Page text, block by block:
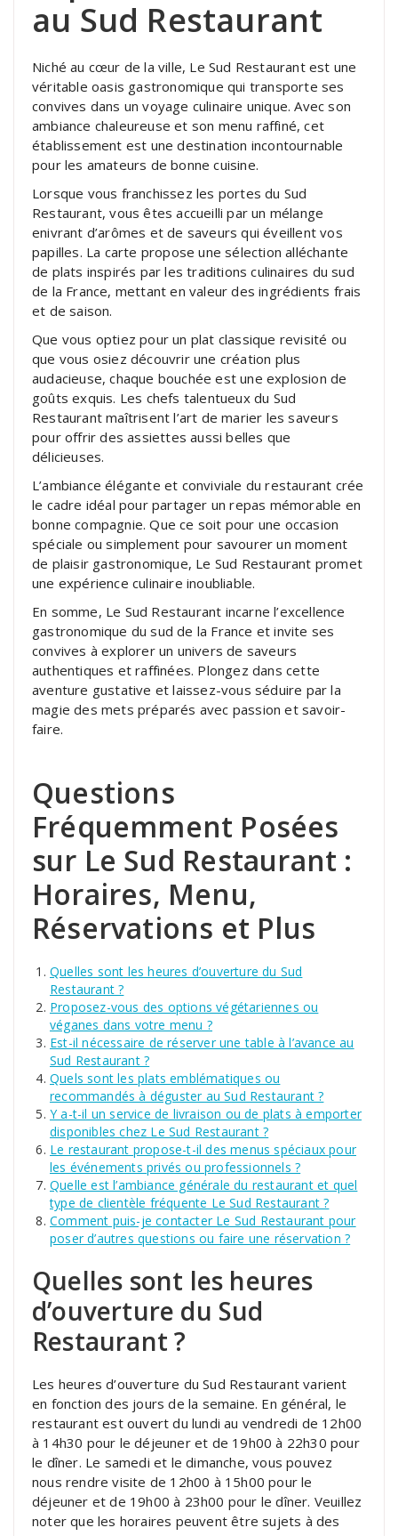
au Sud Restaurant
Niché au cœur de la ville, Le Sud Restaurant est une
véritable oasis gastronomique qui transporte ses
convives dans un voyage culinaire unique. Avec son
ambiance chaleureuse et son menu raffiné, cet
établissement est une destination incontournable
pour les amateurs de bonne cuisine.
Lorsque vous franchissez les portes du Sud
Restaurant, vous êtes accueilli par un mélange
enivrant d’arômes et de saveurs qui éveillent vos
papilles. La carte propose une sélection alléchante
de plats inspirés par les traditions culinaires du sud
de la France, mettant en valeur des ingrédients frais
et de saison.
Que vous optiez pour un plat classique revisité ou
que vous osiez découvrir une création plus
audacieuse, chaque bouchée est une explosion de
goûts exquis. Les chefs talentueux du Sud
Restaurant maîtrisent l’art de marier les saveurs
pour offrir des assiettes aussi belles que
délicieuses.
L’ambiance élégante et conviviale du restaurant crée
le cadre idéal pour partager un repas mémorable en
bonne compagnie. Que ce soit pour une occasion
spéciale ou simplement pour savourer un moment
de plaisir gastronomique, Le Sud Restaurant promet
une expérience culinaire inoubliable.
En somme, Le Sud Restaurant incarne l’excellence
gastronomique du sud de la France et invite ses
convives à explorer un univers de saveurs
authentiques et raffinées. Plongez dans cette
aventure gustative et laissez-vous séduire par la
magie des mets préparés avec passion et savoir-
faire.
Questions
Fréquemment Posées
sur Le Sud Restaurant :
Horaires, Menu,
Réservations et Plus
Quelles sont les heures d’ouverture du Sud
Restaurant ?
Proposez-vous des options végétariennes ou
véganes dans votre menu ?
Est-il nécessaire de réserver une table à l’avance au
Sud Restaurant ?
Quels sont les plats emblématiques ou
recommandés à déguster au Sud Restaurant ?
Y a-t-il un service de livraison ou de plats à emporter
disponibles chez Le Sud Restaurant ?
Le restaurant propose-t-il des menus spéciaux pour
les événements privés ou professionnels ?
Quelle est l’ambiance générale du restaurant et quel
type de clientèle fréquente Le Sud Restaurant ?
Comment puis-je contacter Le Sud Restaurant pour
poser d’autres questions ou faire une réservation ?
Quelles sont les heures
d’ouverture du Sud
Restaurant ?
Les heures d’ouverture du Sud Restaurant varient
en fonction des jours de la semaine. En général, le
restaurant est ouvert du lundi au vendredi de 12h00
à 14h30 pour le déjeuner et de 19h00 à 22h30 pour
le dîner. Le samedi et le dimanche, vous pouvez
nous rendre visite de 12h00 à 15h00 pour le
déjeuner et de 19h00 à 23h00 pour le dîner. Veuillez
noter que les horaires peuvent être sujets à des